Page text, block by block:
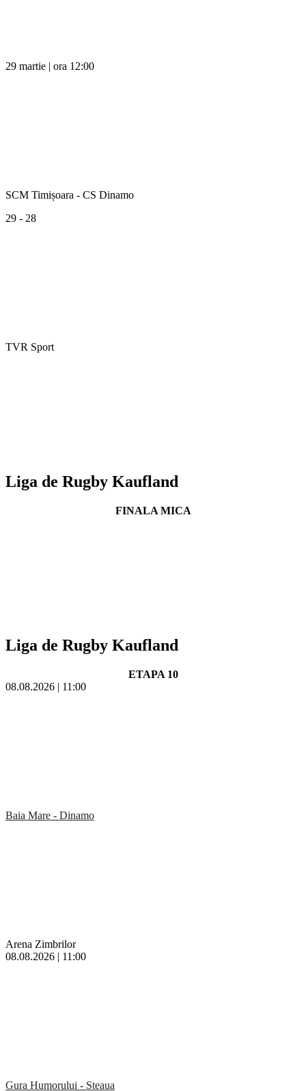
29 martie | ora 12:00
SCM Timișoara - CS Dinamo
29 - 28
TVR Sport
Liga de Rugby Kaufland
FINALA MICA
Liga de Rugby Kaufland
ETAPA 10
08.08.2026 | 11:00
Baia Mare - Dinamo
Arena Zimbrilor
08.08.2026 | 11:00
Gura Humorului - Steaua